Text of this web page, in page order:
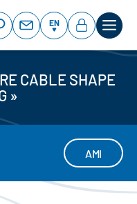
EN
CABLE SHAPE
»
AMI